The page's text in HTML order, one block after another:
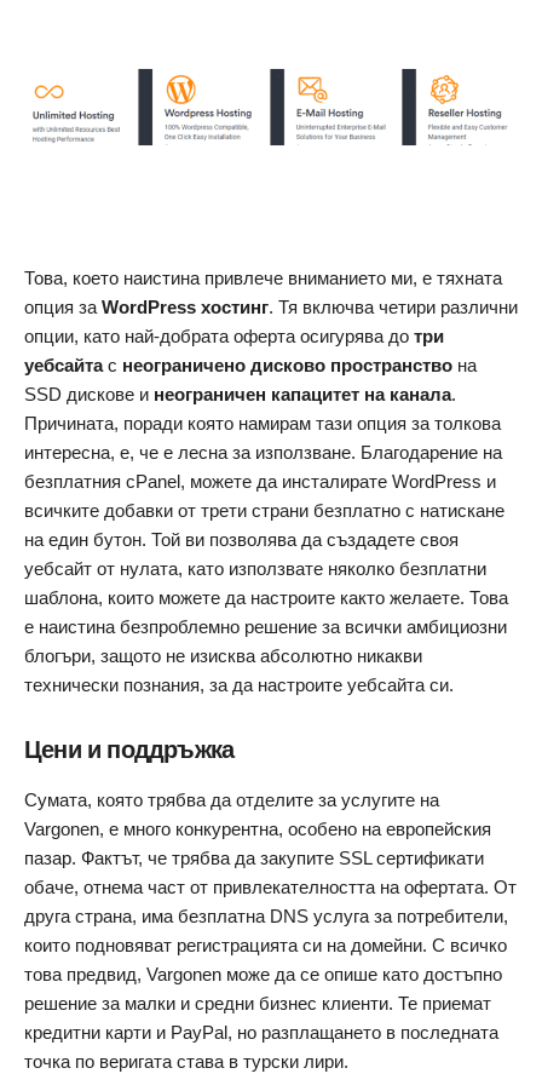
Това, което наистина привлече вниманието ми, е тяхната
опция за WordPress хостинг. Тя включва четири различни
опции, като най-добрата оферта осигурява до три
уебсайтас неограничено дисково пространство на
SSD дискове и неограничен капацитет на канала.
Причината, поради която намирам тази опция за толкова
интересна, е, че е лесна за използване. Благодарение на
безплатния cPanel, можете да инсталирате WordPress и
всичките добавки от трети страни безплатно с натискане
на един бутон. Той ви позволява да създадете своя
уебсайт от нулата, като използвате няколко безплатни
шаблона, които можете да настроите както желаете. Това
е наистина безпроблемно решение за всички амбициозни
блогъри, защото не изисква абсолютно никакви
технически познания, за да настроите уебсайта си.
Цени и поддръжка
Сумата, която трябва да отделите за услугите на
Vargonen, е много конкурентна, особено на европейския
пазар. Фактът, че трябва да закупите SSL сертификати
обаче, отнема част от привлекателността на офертата. От
друга страна, има безплатна DNS услуга за потребители,
които подновяват регистрацията си на домейни. С всичко
това предвид, Vargonen може да се опише като достъпно
решение за малки и средни бизнес клиенти. Те приемат
кредитни карти и PayPal, но разплащането в последната
точка по веригата става в турски лири.